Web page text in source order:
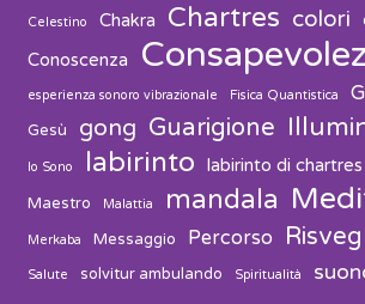
Celestino Chakra Chartres colori
Conoscenza
esperienza sonoro vibrazionale Fisica Quantistica
Gesù gong Guarigione
Io Sono labirinto labirinto di chartres
Maestro Malattia mandala
Merkaba Messaggio Percorso
Salute solvitur ambulando Spiritualità